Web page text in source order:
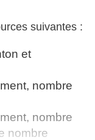
suivantes :
et
nombre
nombre
nombre